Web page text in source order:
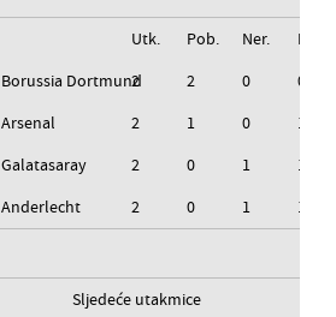
Utk. Pob. Ner.
Izg.
Borussia Dortmund
2 2 0
0
Arsenal 2 1 0
1
Galatasaray 2 0 1
1
Anderlecht 2 0 1 1
Sljedeće utakmice